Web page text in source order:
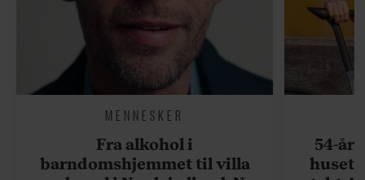
MENNESKER
Fra alkohol i
barndomshjemmet til villa
54-
huset